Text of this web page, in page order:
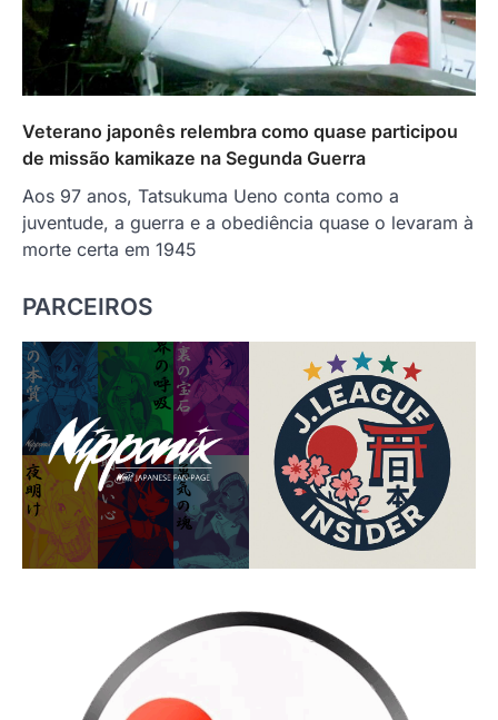
Veterano japonês relembra como quase participou
de missão kamikaze na Segunda Guerra
Aos 97 anos, Tatsukuma Ueno conta como a
juventude, a guerra e a obediência quase o levaram à
morte certa em 1945
PARCEIROS